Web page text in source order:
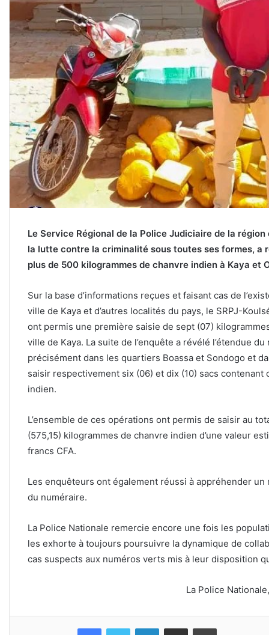
Le Service Régional de la Police Judiciaire de la
la lutte contre la criminalité sous toutes ses formes, a
plus de 500 kilogrammes de chanvre indien à Kaya et
Sur la base d’informations reçues et faisant cas de
ville de Kaya et d’autres localités du pays, le SRPJ-
ont permis une première saisie de sept (07)
ville de Kaya. La suite de l’enquête a révélé l’étendue
précisément dans les quartiers Boassa et Sondogo et
saisir respectivement six (06) et dix (10) sacs
indien.
L’ensemble de ces opérations ont permis de saisir au
(575,15) kilogrammes de chanvre indien d’une valeur
francs CFA.
Les enquêteurs ont également réussi à appréhender
du numéraire.
La Police Nationale remercie encore une fois les
les exhorte à toujours poursuivre la dynamique de
cas suspects aux numéros verts mis à leur disposition
La Police
FacebookTwitter LinkedinPartager par email Imprimer